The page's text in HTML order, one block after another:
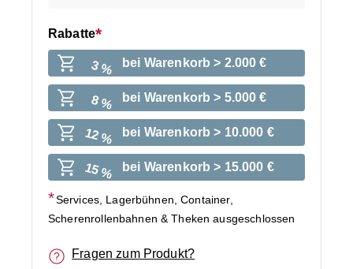
Rabatte
3 % bei Warenkorb > 2.000 €
8 % bei Warenkorb > 5.000 €
12 % bei Warenkorb > 10.000 €
15 % bei Warenkorb > 15.000 €
Services, Lagerbühnen, Container,
Scherenrollenbahnen & Theken ausgeschlossen
Fragen zum Produkt?